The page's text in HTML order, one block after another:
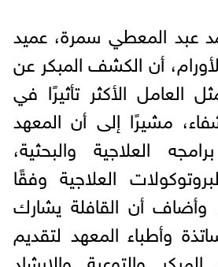
عبد المعطي سمرة، عميد
أن الكشف المبكر عن
العامل الأكثر تأثيرًا في
مشيرًا إلى أن المعهد
العلاجية والبحثية،
العلاجية وفقًا
وأضاف أن القافلة يشارك
وأطباء المعهد لتقديم
والتوعية والإرشاد